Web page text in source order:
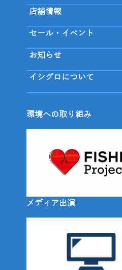
店舗情報
セール・イベント
お知らせ
イシグロについて
環境への取り組み
メディア出演